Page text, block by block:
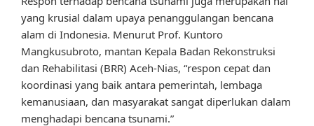
yang krusial dalam upaya penanggulangan bencana
alam di Indonesia. Menurut Prof. Kuntoro
Mangkusubroto, mantan Kepala Badan Rekonstruksi
dan Rehabilitasi (BRR) Aceh-Nias, “respon cepat dan
koordinasi yang baik antara pemerintah, lembaga
kemanusiaan, dan masyarakat sangat diperlukan dalam
menghadapi bencana tsunami.”